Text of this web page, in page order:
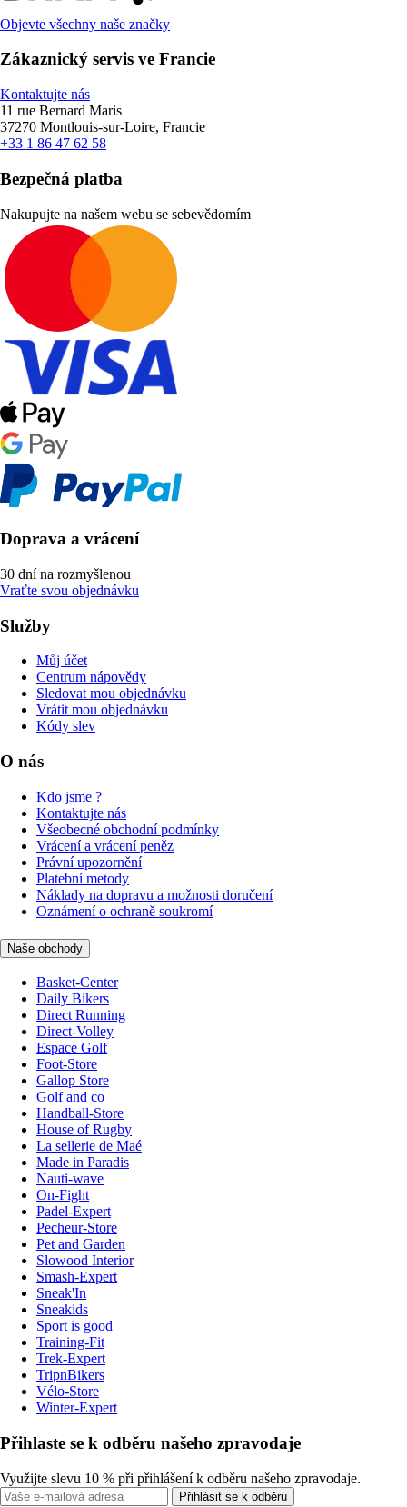
Objevte všechny naše značky
Zákaznický servis ve Francie
Kontaktujte nás
11 rue Bernard Maris
37270 Montlouis-sur-Loire, Francie
+33 1 86 47 62 58
Bezpečná platba
Nakupujte na našem webu se sebevědomím
Doprava a vrácení
30 dní na rozmyšlenou
Vraťte svou objednávku
Služby
Můj účet
Centrum nápovědy
Sledovat mou objednávku
Vrátit mou objednávku
Kódy slev
O nás
Kdo jsme ?
Kontaktujte nás
Všeobecné obchodní podmínky
Vrácení a vrácení peněz
Právní upozornění
Platební metody
Náklady na dopravu a možnosti doručení
Oznámení o ochraně soukromí
Naše obchody
Basket-Center
Daily Bikers
Direct Running
Direct-Volley
Espace Golf
Foot-Store
Gallop Store
Golf and co
Handball-Store
House of Rugby
La sellerie de Maé
Made in Paradis
Nauti-wave
On-Fight
Padel-Expert
Pecheur-Store
Pet and Garden
Slowood Interior
Smash-Expert
Sneak'In
Sneakids
Sport is good
Training-Fit
Trek-Expert
TripnBikers
Vélo-Store
Winter-Expert
Přihlaste se k odběru našeho zpravodaje
Využijte slevu 10 % při přihlášení k odběru našeho zpravodaje.
Přihlásit se k odběru